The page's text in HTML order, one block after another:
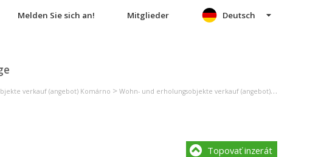
Melden Sie sich an! Mitglieder Deutsch
verkauf (angebot) Komárno > Wohn- und erholungsobjekte verkauf (angebot) Búč
Topovať inzerát